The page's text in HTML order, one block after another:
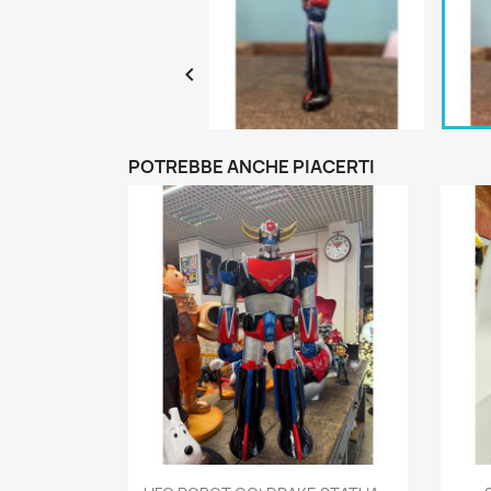

POTREBBE ANCHE PIACERTI